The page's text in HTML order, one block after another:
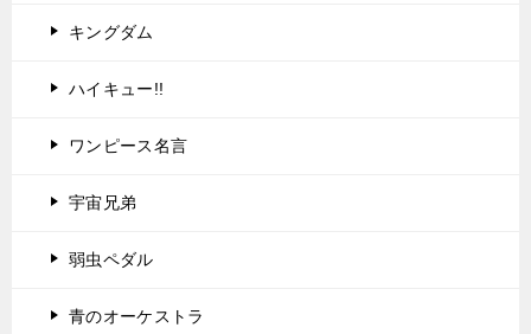
キングダム
ハイキュー!!
ワンピース名言
宇宙兄弟
弱虫ペダル
青のオーケストラ